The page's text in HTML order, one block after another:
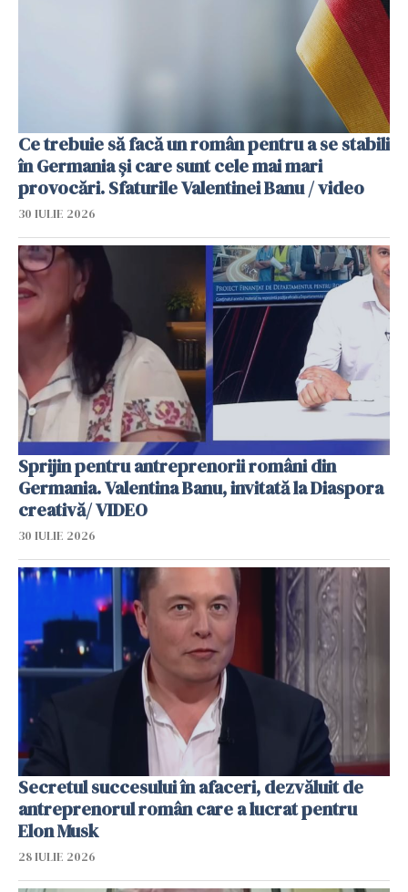
Ce trebuie să facă un român pentru a se stabili
în Germania și care sunt cele mai mari
provocări. Sfaturile Valentinei Banu / video
30 IULIE 2026
Sprijin pentru antreprenorii români din
Germania. Valentina Banu, invitată la Diaspora
creativă/ VIDEO
30 IULIE 2026
Secretul succesului în afaceri, dezvăluit de
antreprenorul român care a lucrat pentru
Elon Musk
28 IULIE 2026